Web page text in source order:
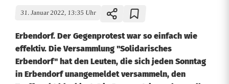
31. Januar 2022, 13:35 Uhr
Erbendorf. Der Gegenprotest war so einfach wie
effektiv. Die Versammlung "Solidarisches
Erbendorf" hat den Leuten, die sich jeden Sonntag
in Erbendorf unangemeldet versammeln, den